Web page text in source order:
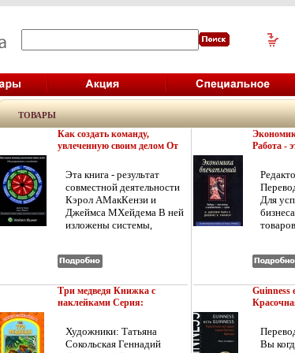
ТОВАРЫ
Как создать команду,
увлеченную своим делом От
Издательство: Волтерс
Клувер, 2009 г Мягкая
обложка, 242 стр ISBN 978-
5-466-00364-2 Тираж: 1000
экз Формат: 60x90/16
(~145х217 мм) инфо 7233j.
Эта книга - результат
совместной деятельности
Кэрол АМакКензи и
Джеймса МХейдема В ней
изложены системы,
эффективного решения
возникающих в
процессеаъбрь работы
представляет собой
учебное пособие В конце
Три медведя Книжка с
наклейками Серия:
7244j.
Художники: Татьяна
Сокольская Геннадий
Работа -
2005 г
304 стр
Тираж:
70x100/
инфо
Для
Guinness
Истории
брендов
Вы